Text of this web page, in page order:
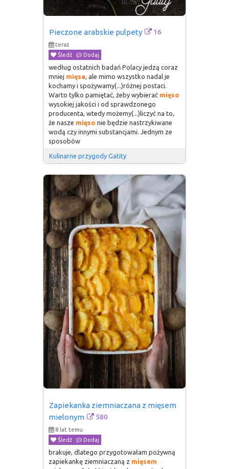
Pieczone arabskie pulpety 16
teraz
Śledź
Dodaj
według ostatnich badań Polacy jedzą coraz
mniej mięsa, ale mimo wszystko nadal je
kochamy i spożywamy(...)różnej postaci.
Warto tylko pamiętać, żeby wybierać mięso
wysokiej jakości i od sprawdzonego
producenta, wtedy możemy(...)liczyć na to,
że nasze mięso nie będzie nastrzykiwane
wodą czy innymi substancjami. Jednym ze
sposobów
Kulinarne przygody Gatity
Zapiekanka ziemniaczana z mięsem
mielonym
580
8 lat temu
Śledź
Dodaj
brakuje, dlatego przygotowałam pożywną
zapiekankę ziemniaczaną z mięsem